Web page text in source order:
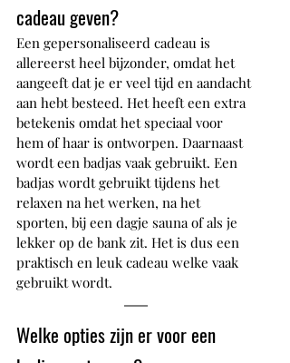
cadeau geven?
Een gepersonaliseerd cadeau is
allereerst heel bijzonder, omdat het
aangeeft dat je er veel tijd en aandacht
aan hebt besteed. Het heeft een extra
betekenis omdat het speciaal voor
hem of haar is ontworpen. Daarnaast
wordt een badjas vaak gebruikt. Een
badjas wordt gebruikt tijdens het
relaxen na het werken, na het
sporten, bij een dagje sauna of als je
lekker op de bank zit. Het is dus een
praktisch en leuk cadeau welke vaak
gebruikt wordt.
Welke opties zijn er voor een